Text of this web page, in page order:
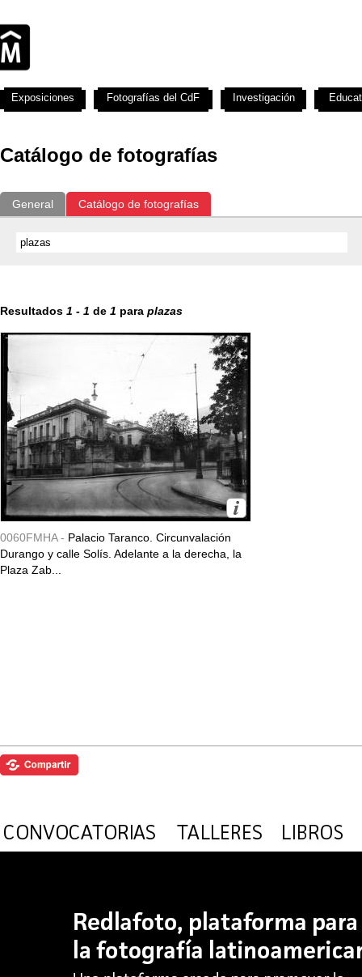
Catálogo de fotografías
General Catálogo de fotografías
Resultados 1 - 1 de 1 para plazas
0060FMHA - Palacio Taranco. Circunvalación
Durango y calle Solís. Adelante a la derecha, la
Plaza Zab...
Exposiciones Fotografías del CdF Investigación